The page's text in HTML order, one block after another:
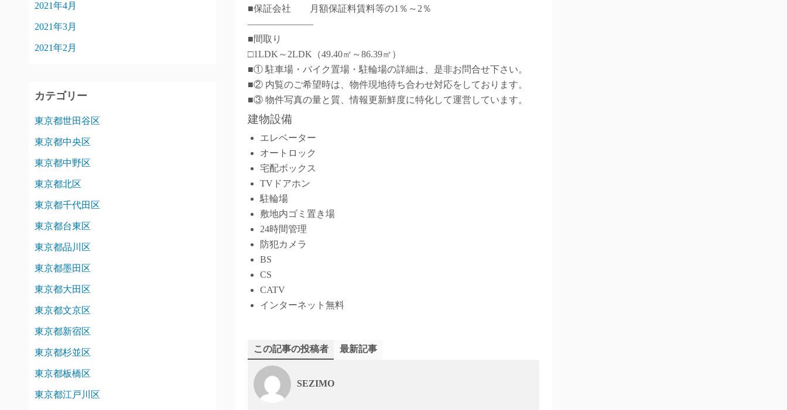
■保証会社 月額保証料賃料等の1％～2％
―――――――
■間取り
□1LDK～2LDK（49.40㎡～86.39㎡）
■① 駐車場・バイク置場・駐輪場の詳細は、是非お問合せ下さい。
■② 内覧のご希望時は、物件現地待ち合わせ対応をしております。
■③ 物件写真の量と質、情報更新鮮度に特化して運営しています。
建物設備
エレベーター
オートロック
宅配ボックス
TVドアホン
駐輪場
敷地内ゴミ置き場
24時間管理
防犯カメラ
BS
CS
CATV
インターネット無料
この記事の投稿者 最新記事
SEZIMO
2021年4月
2021年3月
2021年2月
カテゴリー
東京都世田谷区
東京都中央区
東京都中野区
東京都北区
東京都千代田区
東京都台東区
東京都品川区
東京都墨田区
東京都大田区
東京都文京区
東京都新宿区
東京都杉並区
東京都板橋区
東京都江戸川区